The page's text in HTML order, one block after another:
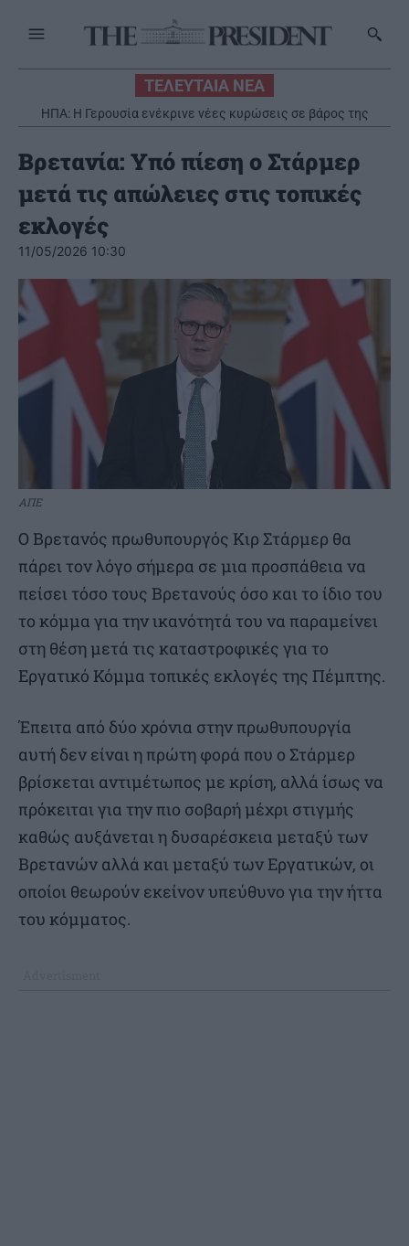
ΤΕΛΕΥΤΑΙΑ ΝΕΑ
ΗΠΑ: Η Γερουσία ενέκρινε νέες κυρώσεις σε βάρος της
Ρωσίας
Βρετανία: Υπό πίεση ο Στάρμερ
μετά τις απώλειες στις τοπικές
εκλογές
11/05/2026 10:30
ΑΠΕ
Ο Βρετανός πρωθυπουργός Κιρ Στάρμερ θα
πάρει τον λόγο σήμερα σε μια προσπάθεια να
πείσει τόσο τους Βρετανούς όσο και το ίδιο του
το κόμμα για την ικανότητά του να παραμείνει
στη θέση μετά τις καταστροφικές για το
Εργατικό Κόμμα τοπικές εκλογές της Πέμπτης.
Έπειτα από δύο χρόνια στην πρωθυπουργία
αυτή δεν είναι η πρώτη φορά που ο Στάρμερ
βρίσκεται αντιμέτωπος με κρίση, αλλά ίσως να
πρόκειται για την πιο σοβαρή μέχρι στιγμής
καθώς αυξάνεται η δυσαρέσκεια μεταξύ των
Βρετανών αλλά και μεταξύ των Εργατικών, οι
οποίοι θεωρούν εκείνον υπεύθυνο για την ήττα
του κόμματος.